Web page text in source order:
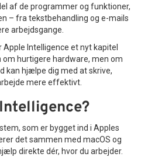
af de programmer og funktioner,
– fra tekstbehandling og e-mails
arbejdsgange.
Intelligence et nyt kapitel
om hurtigere hardware, men om
kan hjælpe dig med at skrive,
mere effektivt.
som er bygget ind i Apples
det sammen med macOS og
direkte dér, hvor du arbejder.